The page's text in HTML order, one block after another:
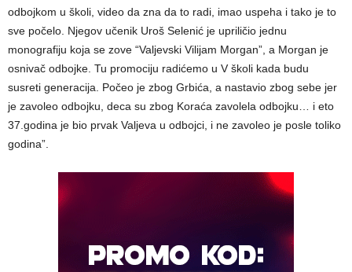
odbojkom u školi, video da zna da to radi, imao uspeha i tako je to
sve počelo. Njegov učenik Uroš Selenić je upriličio jednu
monografiju koja se zove “Valjevski Vilijam Morgan”, a Morgan je
osnivač odbojke. Tu promociju radićemo u V školi kada budu
susreti generacija. Počeo je zbog Grbića, a nastavio zbog sebe jer
je zavoleo odbojku, deca su zbog Koraća zavolela odbojku… i eto
37.godina je bio prvak Valjeva u odbojci, i ne zavoleo je posle toliko
godina”.